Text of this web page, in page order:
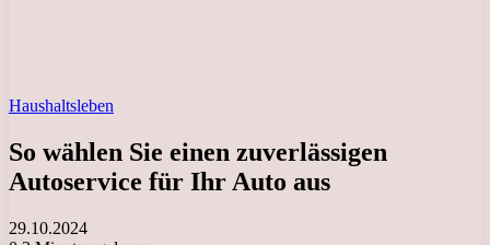
Haushaltsleben
So wählen Sie einen zuverlässigen
Autoservice für Ihr Auto aus
29.10.2024